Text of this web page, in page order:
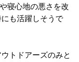
寝心地の悪さを改
も活躍しそうで
トドアーズのみと